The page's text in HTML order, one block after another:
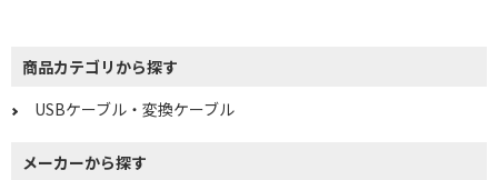
商品カテゴリから探す
USBケーブル・変換ケーブル
メーカーから探す
条件で絞り込む
フリーワードで絞り込む